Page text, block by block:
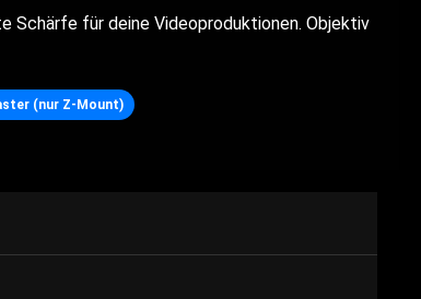
Schärfe für deine Videoproduktionen. Objektiv
(nur Z-Mount)